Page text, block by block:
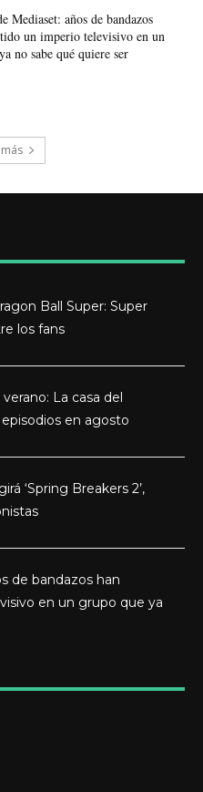
Mediaset: años de bandazos
un imperio televisivo en un
no sabe qué quiere ser
Ball Super: Super
los fans
La casa del
en agosto
‘Spring Breakers 2’,
de bandazos han
en un grupo que ya